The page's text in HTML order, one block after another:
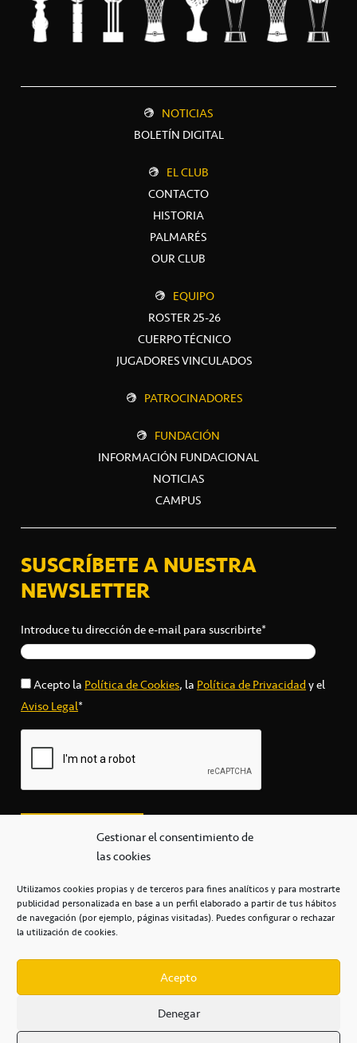
Gestionar el consentimiento de
las cookies
Utilizamos cookies propias y de terceros para fines analíticos y para mostrarte
publicidad personalizada en base a un perfil elaborado a partir de tus hábitos
de navegación (por ejemplo, páginas visitadas). Puedes configurar o rechazar
la utilización de cookies.
Acepto
Denegar
NOTICIAS
BOLETÍN DIGITAL
EL CLUB
CONTACTO
HISTORIA
PALMARÉS
OUR CLUB
EQUIPO
ROSTER 25-26
CUERPO TÉCNICO
JUGADORES VINCULADOS
PATROCINADORES
FUNDACIÓN
INFORMACIÓN FUNDACIONAL
NOTICIAS
CAMPUS
SUSCRÍBETE A NUESTRA
NEWSLETTER
Introduce tu dirección de e-mail para suscribirte*
Acepto laPolítica de Cookies, laPolítica de Privacidady el
Aviso Legal*
secretaria@cbcanarias.es
+34 922 253 684
Casa del Deporte / 38108 – La Laguna
POLÍTICA DE PRIVACIDAD / POLÍTICA DE COOKIES /